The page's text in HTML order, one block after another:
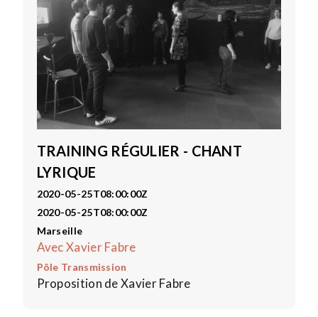
TRAINING RÉGULIER - CHANT
LYRIQUE
2020-05-25T08:00:00Z
2020-05-25T08:00:00Z
Marseille
Avec Xavier Fabre
Pôle Transmission
Proposition de Xavier Fabre